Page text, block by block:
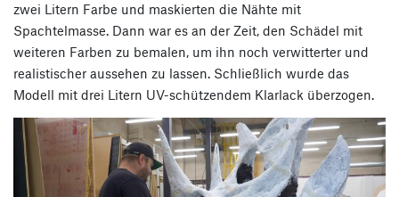
zwei Litern Farbe und maskierten die Nähte mit
Spachtelmasse. Dann war es an der Zeit, den Schädel mit
weiteren Farben zu bemalen, um ihn noch verwitterter und
realistischer aussehen zu lassen. Schließlich wurde das
Modell mit drei Litern UV-schützendem Klarlack überzogen.